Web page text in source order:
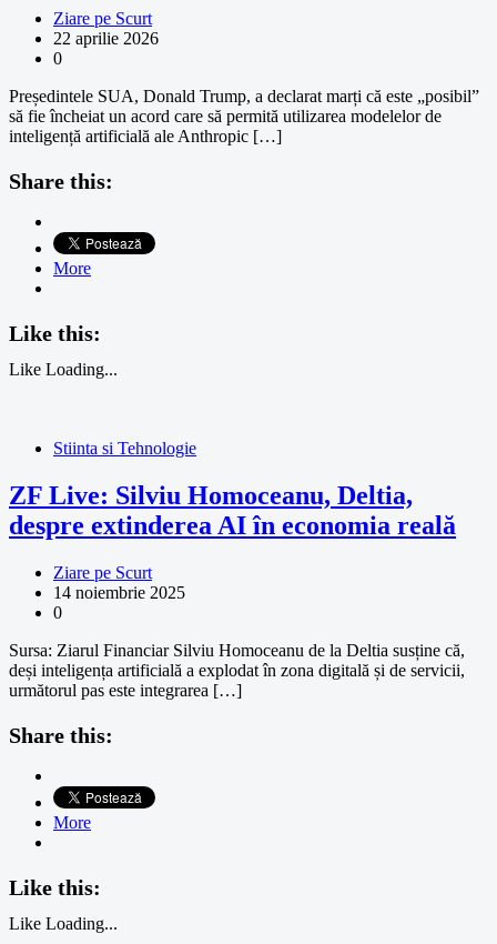
Ziare pe Scurt
22 aprilie 2026
0
Președintele SUA, Donald Trump, a declarat marți că este „posibil”
să fie încheiat un acord care să permită utilizarea modelelor de
inteligență artificială ale Anthropic […]
Share this:
More
Like this:
Like Loading...
Stiinta si Tehnologie
ZF Live: Silviu Homoceanu, Deltia,
despre extinderea AI în economia reală
Ziare pe Scurt
14 noiembrie 2025
0
Sursa: Ziarul Financiar Silviu Homoceanu de la Deltia susține că,
deși inteligența artificială a explodat în zona digitală și de servicii,
următorul pas este integrarea […]
Share this:
More
Like this:
Like Loading...